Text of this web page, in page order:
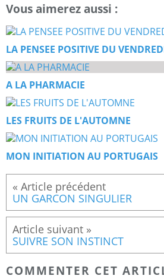
Vous aimerez aussi :
LA PENSEE POSITIVE DU
A LA PHARMACIE
LES FRUITS DE L'AUTOMNE
MON INITIATION AU PORTUGAIS
UN GARCON SINGULIER
SUIVRE SON INSTINCT
COMMENTER CET